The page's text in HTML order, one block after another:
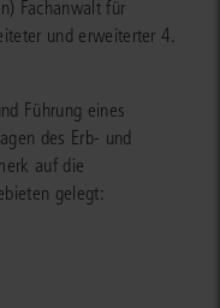
Fachanwalt für
und erweiterter 4.
Führung eines
des Erb- und
auf die
gelegt: